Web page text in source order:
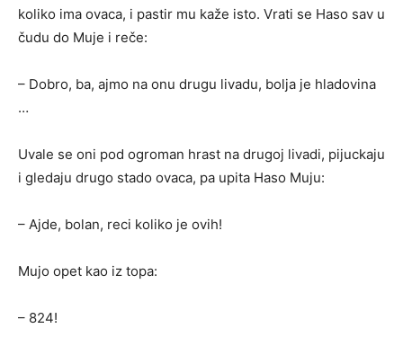
koliko ima ovaca, i pastir mu kaže isto. Vrati se Haso sav u
čudu do Muje i reče:
– Dobro, ba, ajmo na onu drugu livadu, bolja je hladovina
…
Uvale se oni pod ogroman hrast na drugoj livadi, pijuckaju
i gledaju drugo stado ovaca, pa upita Haso Muju:
– Ajde, bolan, reci koliko je ovih!
Mujo opet kao iz topa:
– 824!